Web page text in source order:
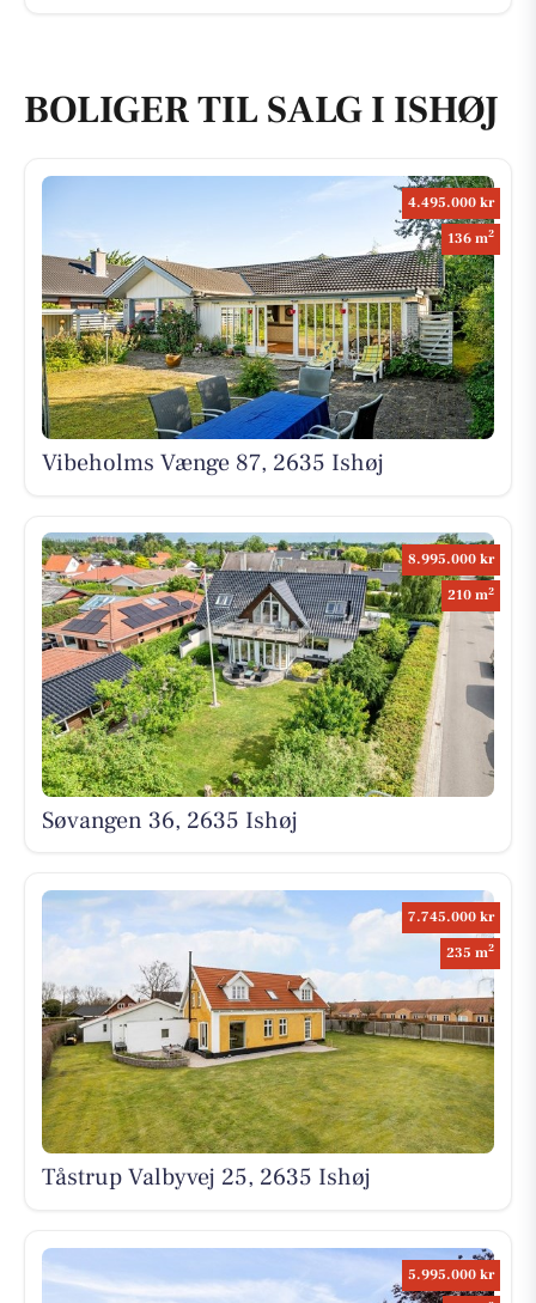
BOLIGER TIL SALG I ISHØJ
4.495.000 kr
136 m2
Vibeholms Vænge 87, 2635 Ishøj
8.995.000 kr
210 m2
Søvangen 36, 2635 Ishøj
7.745.000 kr
235 m2
Tåstrup Valbyvej 25, 2635 Ishøj
5.995.000 kr